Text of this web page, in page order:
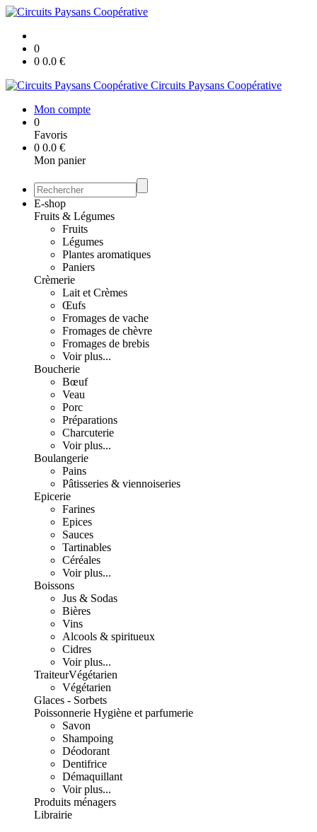
0
0 0.0 €
Circuits Paysans Coopérative
Mon compte
0
Favoris
0 0.0 €
Mon panier
E-shop
Fruits & Légumes
Fruits
Légumes
Plantes aromatiques
Paniers
Crèmerie
Lait et Crèmes
Œufs
Fromages de vache
Fromages de chèvre
Fromages de brebis
Voir plus...
Boucherie
Bœuf
Veau
Porc
Préparations
Charcuterie
Voir plus...
Boulangerie
Pains
Pâtisseries & viennoiseries
Epicerie
Farines
Epices
Sauces
Tartinables
Céréales
Voir plus...
Boissons
Jus & Sodas
Bières
Vins
Alcools & spiritueux
Cidres
Voir plus...
TraiteurVégétarien
Végétarien
Glaces - Sorbets
Poissonnerie Hygiène et parfumerie
Savon
Shampoing
Déodorant
Dentifrice
Démaquillant
Voir plus...
Produits ménagers
Librairie